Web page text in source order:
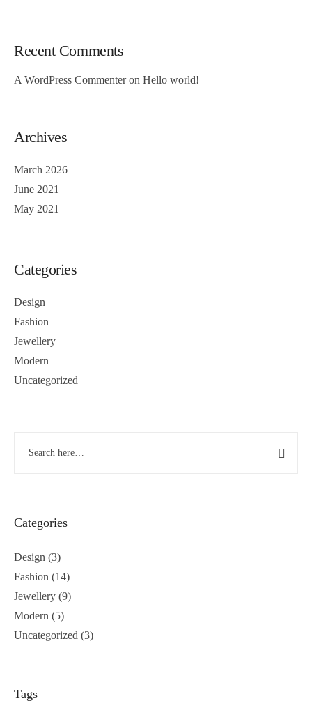
Recent Comments
A WordPress Commenteron Hello world!
Archives
March 2026
June 2021
May 2021
Categories
Design
Fashion
Jewellery
Modern
Uncategorized
Categories
Design (3)
Fashion (14)
Jewellery (9)
Modern (5)
Uncategorized (3)
Tags